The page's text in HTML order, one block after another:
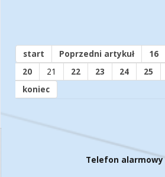
start Poprzedni artykuł 16
20
21 22 23 24 25
koniec
Telefon alarmowy